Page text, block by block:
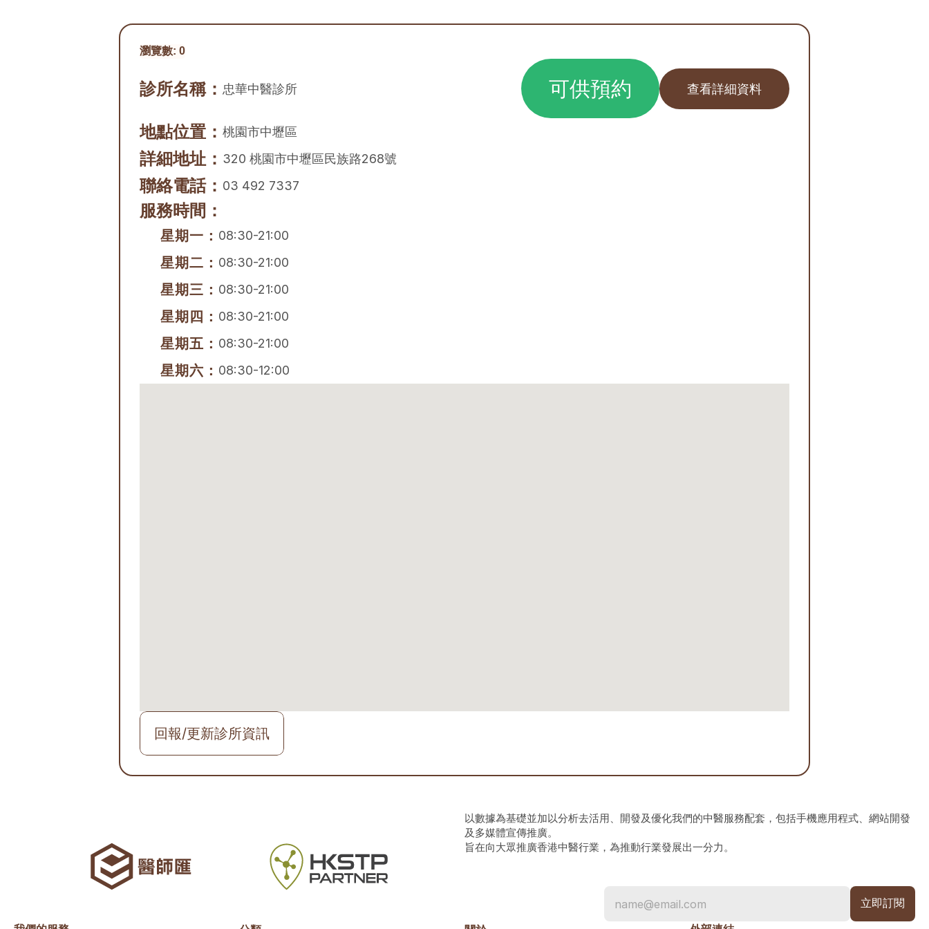
瀏覽數: 0
診所名稱： 忠華中醫診所 可供預約 查看詳細資料
地點位置： 桃園市中壢區
詳細地址： 320 桃園市中壢區民族路268號
聯絡電話： 03 492 7337
服務時間：
星期一： 08:30-21:00
星期二： 08:30-21:00
星期三： 08:30-21:00
星期四： 08:30-21:00
星期五： 08:30-21:00
星期六： 08:30-12:00
回報/更新診所資訊
以數據為基礎並加以分析去活用、開發及優化我們的中醫服務配套，包括手機應用程式、網站開發
及多媒體宣傳推廣。
旨在向大眾推廣香港中醫行業，為推動行業發展出一分力。